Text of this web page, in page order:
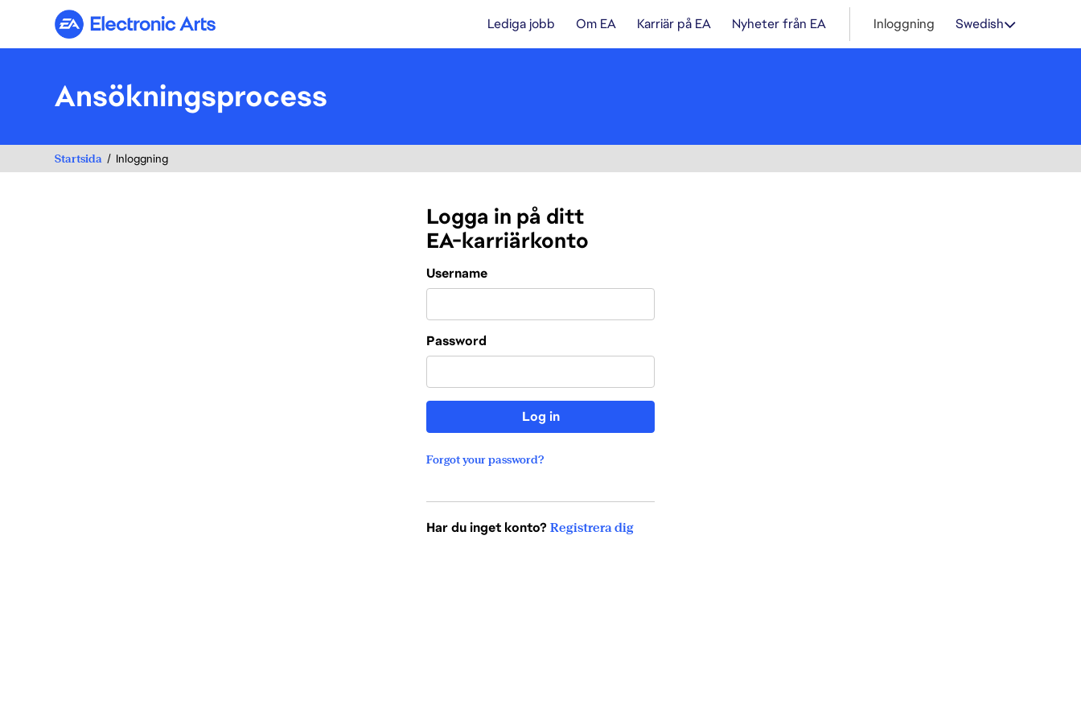
Electronic Arts Lediga jobb Om EA Karriär på EA Nyheter från EA Inloggning Swedish
Ansökningsprocess
Startsida Inloggning
Logga in på ditt
EA-karriärkonto
Login
Username
Password
Log in
Forgot your password?
Har du inget konto? Registrera dig